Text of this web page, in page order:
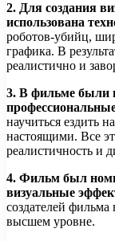
2. Для создания
использована
роботов-убийц,
графика. В
реалистично и
3. В фильме были
научиться ездить
настоящими. Все
реалистичность и
4. Фильм был
визуальные
создателей
высшем уровне.